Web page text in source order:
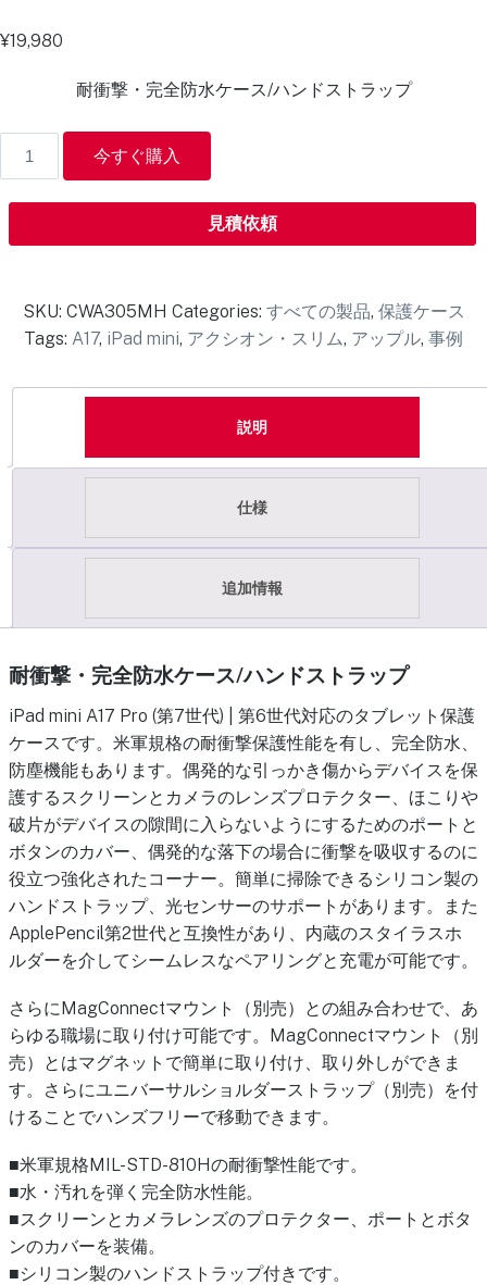
¥19,980
耐衝撃・完全防水ケース/ハンドストラップ
今すぐ購入
見積依頼
SKU: CWA305MH Categories: すべての製品, 保護ケース
Tags: A17, iPad mini, アクシオン・スリム, アップル, 事例
説明
仕様
追加情報
耐衝撃・完全防水ケース/ハンドストラップ
iPad mini A17 Pro (第7世代) | 第6世代対応のタブレット保護
ケースです。米軍規格の耐衝撃保護性能を有し、完全防水、
防塵機能もあります。偶発的な引っかき傷からデバイスを保
護するスクリーンとカメラのレンズプロテクター、ほこりや
破片がデバイスの隙間に入らないようにするためのポートと
ボタンのカバー、偶発的な落下の場合に衝撃を吸収するのに
役立つ強化されたコーナー。簡単に掃除できるシリコン製の
ハンドストラップ、光センサーのサポートがあります。また
ApplePencil第2世代と互換性があり、内蔵のスタイラスホ
ルダーを介してシームレスなペアリングと充電が可能です。
さらにMagConnectマウント（別売）との組み合わせで、あ
らゆる職場に取り付け可能です。MagConnectマウント（別
売）とはマグネットで簡単に取り付け、取り外しができま
す。さらにユニバーサルショルダーストラップ（別売）を付
けることでハンズフリーで移動できます。
■米軍規格MIL-STD-810Hの耐衝撃性能です。
■水・汚れを弾く完全防水性能。
■スクリーンとカメラレンズのプロテクター、ポートとボタ
ンのカバーを装備。
■シリコン製のハンドストラップ付きです。